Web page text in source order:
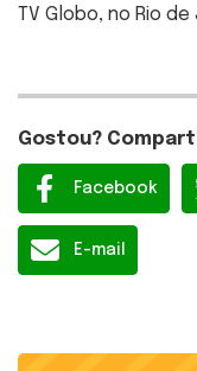
TV Globo, no Rio de
Gostou?
Facebook
E-mail